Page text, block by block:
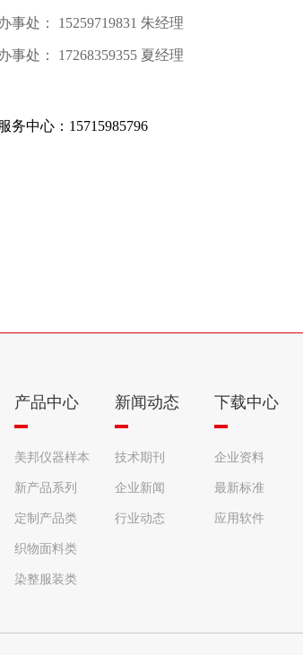
事处： 15259719831 朱经理
事处： 17268359355 夏经理
务中心：15715985796
产品中心
美邦仪器样本
册
新产品系列
定制产品类
织物面料类
染整服装类
新闻动态
技术期刊
企业新闻
行业动态
下载中心
企业资料
最新标准
应用软件